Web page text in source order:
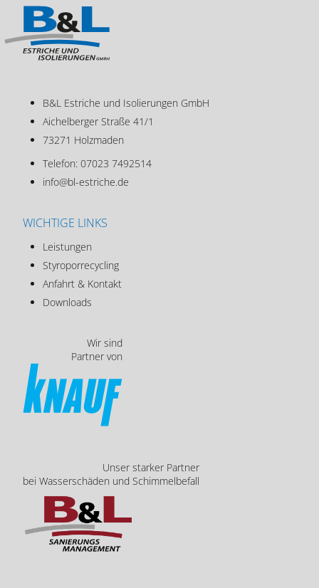
B&L Estriche und Isolierungen GmbH
Aichelberger Straße 41/1
73271 Holzmaden
Telefon: 07023 7492514
info@bl-estriche.de
WICHTIGE LINKS
Leistungen
Styroporrecycling
Anfahrt & Kontakt
Downloads
Wir sind
Partner von
Unser starker Partner
bei Wasserschäden und Schimmelbefall